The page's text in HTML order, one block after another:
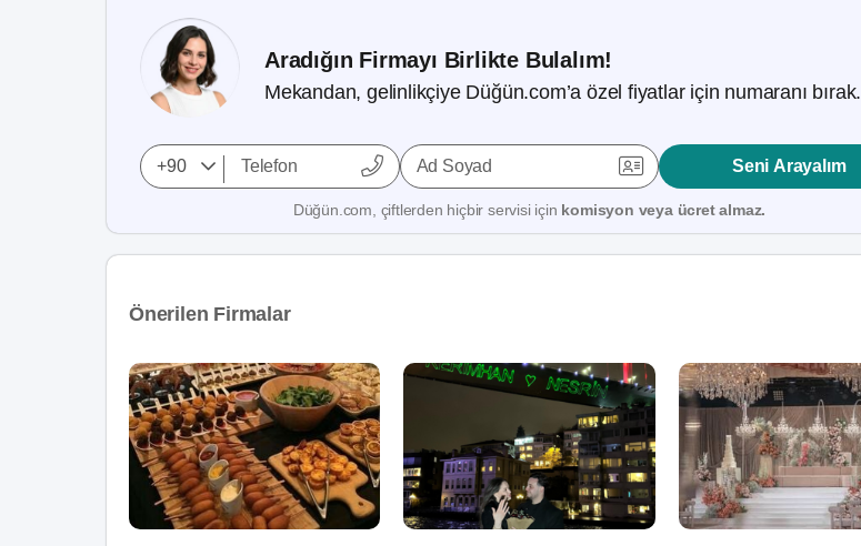
Aradığın Firmayı Birlikte Bulalım!
Mekandan, gelinlikçiye Düğün.com’a özel fiyatlar için numaranı bırak.
Ad Soyad Seni Arayalım
Düğün.com, çiftlerden hiçbir servisi için komisyon veya ücret almaz.
Önerilen Firmalar